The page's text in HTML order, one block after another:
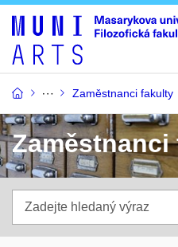
Zaměstnanci fakulty
hledaný
výraz